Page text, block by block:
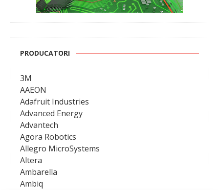
PRODUCATORI
3M
AAEON
Adafruit Industries
Advanced Energy
Advantech
Agora Robotics
Allegro MicroSystems
Altera
Ambarella
Ambiq